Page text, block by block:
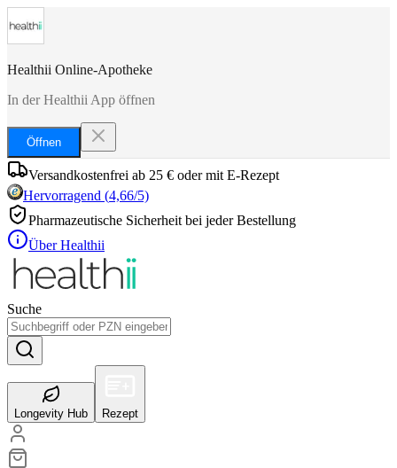
Healthii Online-Apotheke
In der Healthii App öffnen
Öffnen
Versandkostenfrei ab 25 € oder mit E-Rezept
Hervorragend (4,66/5)
Pharmazeutische Sicherheit bei jeder Bestellung
Über Healthii
Suche
Longevity Hub Rezept